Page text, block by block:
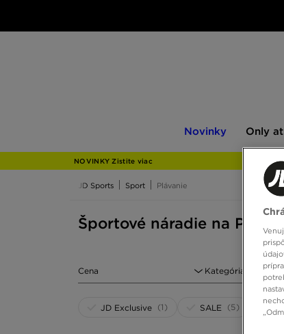
Novinky
JD
Only
NOVINKY Zistite viac
JD Sports Sport Plávanie
Športové náradie na
Cena Kategória
JD Exclusive (1) SALE (5)